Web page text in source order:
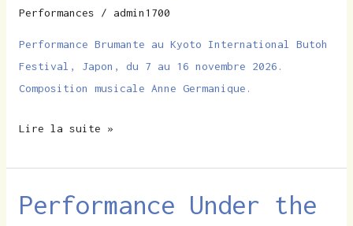
Performances / admin1700
Performance Brumante au Kyoto International Butoh
Festival, Japon, du 7 au 16 novembre 2026.
Composition musicale Anne Germanique.
2026
Kyoto,
Japon
Lire la suite »
Performance Under the
Performance